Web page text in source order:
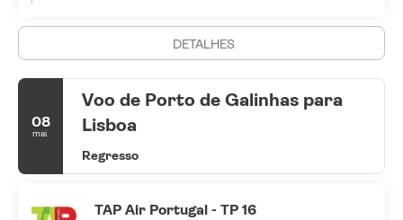
DETALHES
08
mai.
Voo de Porto de Galinhas para
Lisboa
Regresso
TAP Air Portugal - TP 16